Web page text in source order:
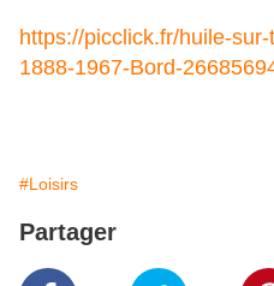
https://picclick.fr/huile-
1888-1967-Bord-
#Loisirs
Partager